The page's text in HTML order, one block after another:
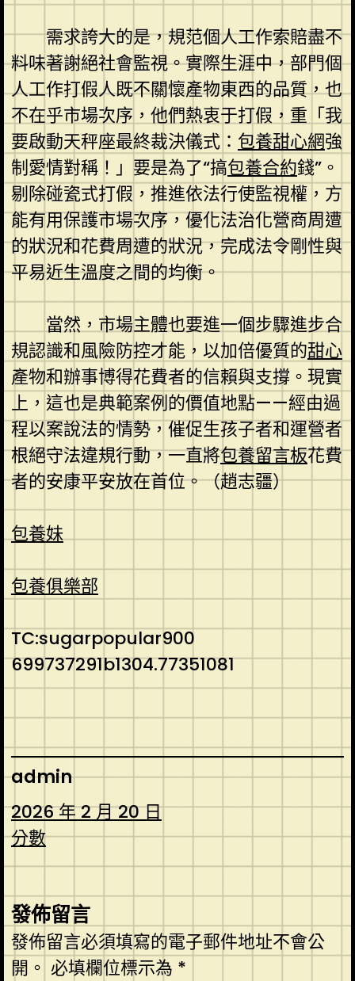
需求誇大的是，規范個人工作索賠盡不
料味著謝絕社會監視。實際生涯中，部門個
人工作打假人既不關懷產物東西的品質，也
不在乎市場次序，他們熱衷于打假，重「我
要啟動天秤座最終裁決儀式： 包養甜心網強
制愛情對稱！」要是為了“搞包養合約錢”。
剔除碰瓷式打假，推進依法行使監視權，方
能有用保護市場次序，優化法治化營商周遭
的狀況和花費周遭的狀況，完成法令剛性與
平易近生溫度之間的均衡。
當然，市場主體也要進一個步驟進步合
規認識和風險防控才能，以加倍優質的甜心
產物和辦事博得花費者的信賴與支撐。現實
上，這也是典範案例的價值地點——經由過
程以案說法的情勢，催促生孩子者和運營者
根絕守法違規行動，一直將包養留言板花費
者的安康平安放在首位。（趙志疆）
包養妹
包養俱樂部
TC:sugarpopular900
699737291b1304.77351081
admin
2026 年 2 月 20 日
分數
發佈留言
發佈留言必須填寫的電子郵件地址不會公
開。 必填欄位標示為 *